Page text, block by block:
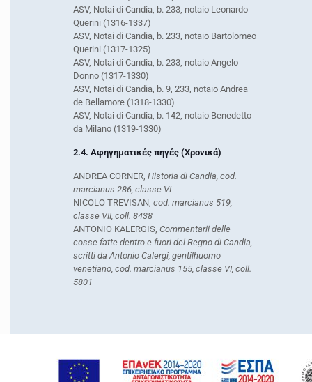
ASV, Notai di Candia, b. 233, notaio Leonardo
Querini (1316-1337)
ASV, Notai di Candia, b. 233, notaio Bartolomeo
Querini (1317-1325)
ASV, Notai di Candia, b. 233, notaio Angelo
Donno (1317-1330)
ASV, Notai di Candia, b. 9, 233, notaio Andrea
de Bellamore (1318-1330)
ASV, Notai di Candia, b. 142, notaio Benedetto
da Milano (1319-1330)
2.4. Αφηγηματικές πηγές (Χρονικά)
ANDREA CORNER, Historia di Candia, cod.
marcianus 286, classe VI
NICOLO TREVISAN, cod. marcianus 519,
classe VII, coll. 8438
ANTONIO KALERGIS, Commentarii delle
cosse fatte dentro e fuori del Regno di Candia,
scritti da Antonio Calergi, gentilhuomo
venetiano, cod. marcianus 155, classe VI, coll.
5801